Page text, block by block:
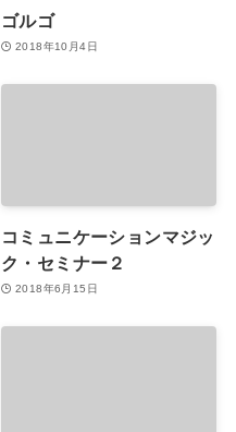
ゴルゴ
2018年10月4日
コミュニケーションマジッ
ク・セミナー２
2018年6月15日